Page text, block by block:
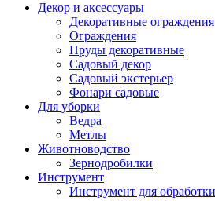
Декор и аксессуары
Декоративные ограждения
Ограждения
Пруды декоративные
Садовый декор
Садовый экстерьер
Фонари садовые
Для уборки
Ведра
Метлы
Животноводство
Зернодробилки
Инструмент
Инструмент для